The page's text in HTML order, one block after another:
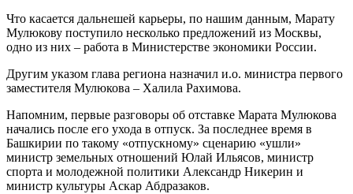
Что касается дальнешей карьеры, по нашим данным, Марату
Мулюкову поступило несколько предложений из Москвы,
одно из них – работа в Министерстве экономики России.
Другим указом глава региона назначил и.о. министра первого
заместителя Мулюкова – Халила Рахимова.
Напомним, первые разговоры об отставке Марата Мулюкова
начались после его ухода в отпуск. За последнее время в
Башкирии по такому «отпускному» сценарию «ушли»
министр земельных отношений Юлай Ильясов, министр
спорта и молодежной политики Александр Никерин и
министр культуры Аскар Абдразаков.